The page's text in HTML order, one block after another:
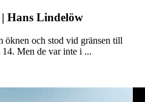
Hans Lindelöw
öknen och stod vid gränsen till
Men de var inte i ...